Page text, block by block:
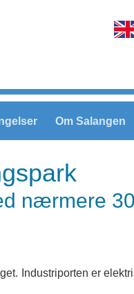
Velg ditt språk
Om Salangen
nærmere
Industriporten er